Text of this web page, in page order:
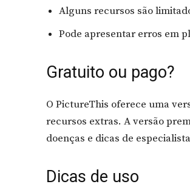
Alguns recursos são
Pode apresentar erros em
Gratuito ou pago?
O PictureThis oferece uma
recursos extras. A versão
doenças e dicas de
Dicas de uso